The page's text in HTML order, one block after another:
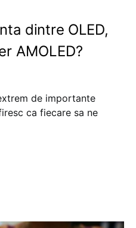
dintre OLED,
AMOLED?
de importante
ca fiecare sa ne